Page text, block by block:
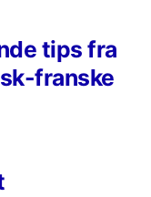
tips fra
franske